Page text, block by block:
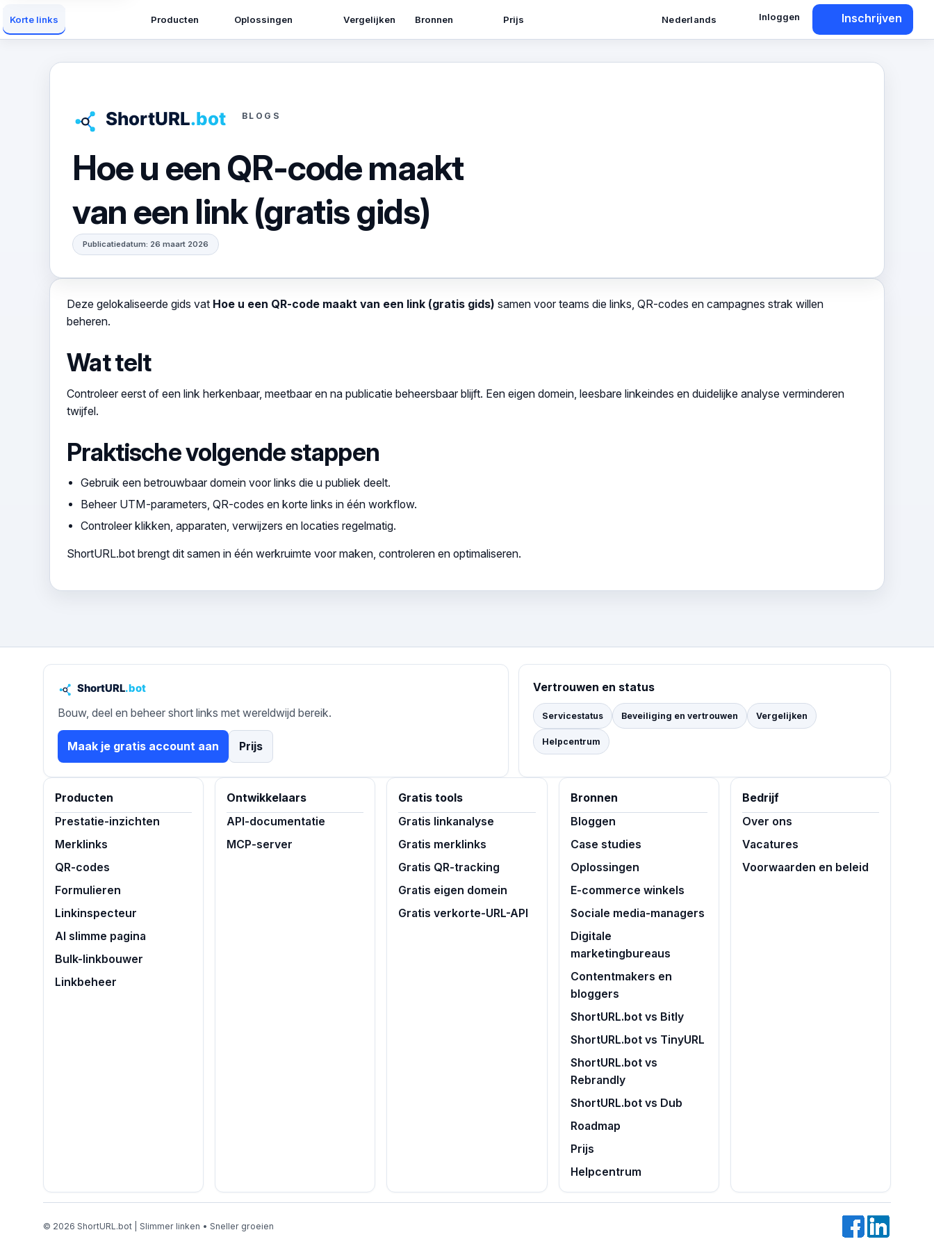
Korte links Producten Oplossingen Vergelijken Bronnen Prijs Nederlands Inloggen Inschrijven
BLOGS
Hoe u een QR-code maakt
van een link (gratis gids)
Publicatiedatum: 26 maart 2026
Deze gelokaliseerde gids vat Hoe u een QR-code maakt van een link (gratis gids) samen voor teams die links, QR-codes en campagnes strak willen
beheren.
Wat telt
Controleer eerst of een link herkenbaar, meetbaar en na publicatie beheersbaar blijft. Een eigen domein, leesbare linkeindes en duidelijke analyse verminderen
twijfel.
Praktische volgende stappen
Gebruik een betrouwbaar domein voor links die u publiek deelt.
Beheer UTM-parameters, QR-codes en korte links in één workflow.
Controleer klikken, apparaten, verwijzers en locaties regelmatig.
ShortURL.bot brengt dit samen in één werkruimte voor maken, controleren en optimaliseren.
Bouw, deel en beheer short links met wereldwijd bereik.
Maak je gratis account aan Prijs
Vertrouwen en status
Servicestatus Beveiliging en vertrouwen Vergelijken
Helpcentrum
Producten
Prestatie-inzichten
Merklinks
QR-codes
Formulieren
Linkinspecteur
AI slimme pagina
Bulk-linkbouwer
Linkbeheer
Ontwikkelaars
API-documentatie
MCP-server
Gratis tools
Gratis linkanalyse
Gratis merklinks
Gratis QR-tracking
Gratis eigen domein
Gratis verkorte-URL-API
Bronnen
Bloggen
Case studies
Oplossingen
E-commerce winkels
Sociale media-managers
Digitale
marketingbureaus
Contentmakers en
bloggers
ShortURL.bot vs Bitly
ShortURL.bot vs TinyURL
ShortURL.bot vs
Rebrandly
ShortURL.bot vs Dub
Roadmap
Prijs
Helpcentrum
Bedrijf
Over ons
Vacatures
Voorwaarden en beleid
© 2026 ShortURL.bot | Slimmer linken • Sneller groeien